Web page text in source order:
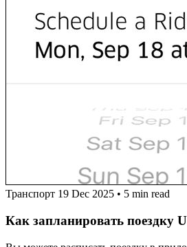
Транспорт 19 Dec 2025 • 5 min read
Как запланировать поездку